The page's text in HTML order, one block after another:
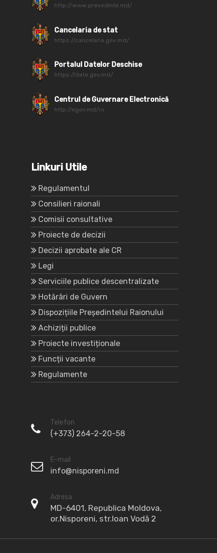
http://www.presedinte.md/
Cancelaria de stat
https://cancelaria.gov.md/
Portalul Datelor Deschise
https://date.gov.md/
Centrul de Guvernare Electronică
http://egov.md/ro
Linkuri Utile
Regulamentul
Consilieri raionali
Comisii consultative
Proiecte de decizii
Decizii aprobate ale CR
Legi
Serviciile publice descentralizate
Hotărâri de Guvern
Dispozițiile Președintelui Raionului
Achiziții publice
Proiecte investiționale
Funcții vacante
Regulamente
Telefon
(+373) 264-2-20-58
E-mail
info@nisporeni.md
Adresa
MD-6401, Republica Moldova,
or.Nisporeni, str.Ioan Vodă 2